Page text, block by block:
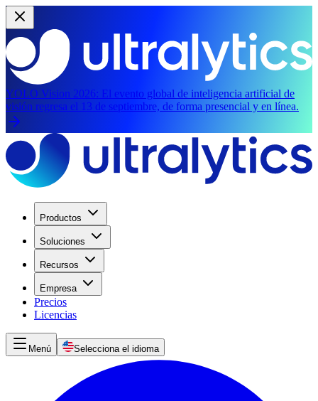
YOLO Vision 2026: El evento global de inteligencia artificial de
visión regresa el 13 de septiembre, de forma presencial y en línea.
Productos
Soluciones
Recursos
Empresa
Precios
Licencias
Menú Selecciona el idioma